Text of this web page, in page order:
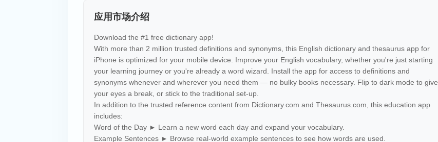
应用市场介绍
Download the #1 free dictionary app!
With more than 2 million trusted definitions and synonyms, this English dictionary and thesaurus app for
iPhone is optimized for your mobile device. Improve your English vocabulary, whether you're just starting
your learning journey or you're already a word wizard. Install the app for access to definitions and
synonyms whenever and wherever you need them — no bulky books necessary. Flip to dark mode to give
your eyes a break, or stick to the traditional set-up.
In addition to the trusted reference content from Dictionary.com and Thesaurus.com, this education app
includes:
Word of the Day ► Learn a new word each day and expand your vocabulary.
Example Sentences ► Browse real-world example sentences to see how words are used.